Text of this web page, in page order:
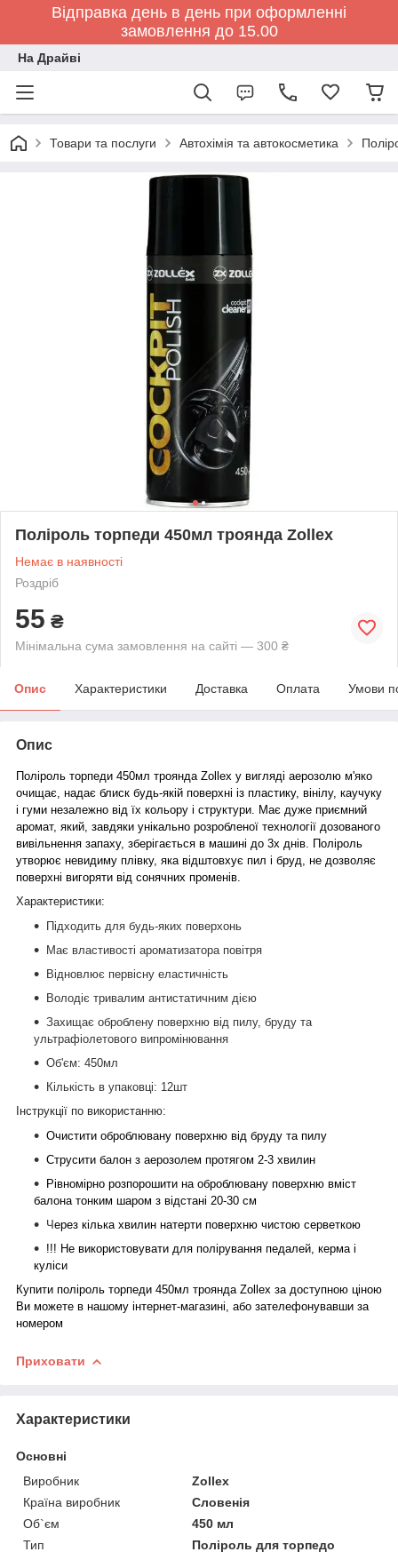
Відправка день в день при оформленні
замовлення до 15.00
На Драйві
Товари та послуги Автохімія та автокосметика
Поліроль торпеди 450мл троянда Zollex
Немає в наявності
Роздріб
55 ₴
Мінімальна сума замовлення на сайті — 300 ₴
Опис Характеристики Доставка Оплата Умови
Опис
Поліроль торпеди 450мл троянда Zollex у вигляді аерозолю м'яко
очищає, надає блиск будь-якій поверхні із пластику, вінілу, каучуку
і гуми незалежно від їх кольору і структури. Має дуже приємний
аромат, який, завдяки унікально розробленої технології дозованого
вивільнення запаху, зберігається в машині до 3х днів. Поліроль
утворює невидиму плівку, яка відштовхує пил і бруд, не дозволяє
поверхні вигоряти від сонячних променів.
Характеристики:
Підходить для будь-яких поверхонь
Має властивості ароматизатора повітря
Відновлює первісну еластичність
Володіє тривалим антистатичним дією
Захищає оброблену поверхню від пилу, бруду та
ультрафіолетового випромінювання
Об'єм: 450мл
Кількість в упаковці: 12шт
Інструкції по використанню:
Очистити оброблювану поверхню від бруду та пилу
Струсити балон з аерозолем протягом 2-3 хвилин
Рівномірно розпорошити на оброблювану поверхню вміст
балона тонким шаром з відстані 20-30 см
Через кілька хвилин натерти поверхню чистою серветкою
!!! Не використовувати для полірування педалей, керма і
куліси
Купити поліроль торпеди 450мл троянда Zollex за доступною ціною
Ви можете в нашому інтернет-магазині, або зателефонувавши за
номером
Приховати
Характеристики
Основні
Виробник
Zollex
Країна виробник
Словенія
Об`єм
450 мл
Тип
Поліроль для торпедо